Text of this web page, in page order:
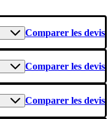
Comparer les devis
Comparer les devis
Comparer les devis